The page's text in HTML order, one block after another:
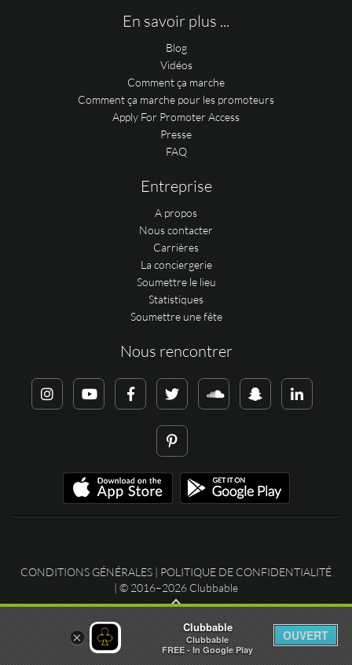
En savoir plus ...
Blog
Vidéos
Comment ça marche
Comment ça marche pour les promoteurs
Apply For Promoter Access
Presse
FAQ
Entreprise
A propos
Nous contacter
Carrières
La conciergerie
Soumettre le lieu
Statistiques
Soumettre une fête
Nous rencontrer
CONDITIONS GÉNÉRALES | POLITIQUE DE CONFIDENTIALITÉ
| © 2016–2026 Clubbable
×
Clubbable
Clubbable
FREE - In Google Play
OUVERT